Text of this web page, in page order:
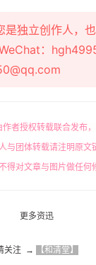
是独立创作人，
：
者授权转载联合发布，
与团体转载请注明原文
得对文章与图片做任何
更多资迅
关注  → 【和清堂】